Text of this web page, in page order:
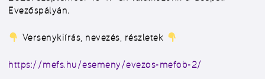
Evezőspályán.
Versenykiírás, nevezés, részletek
https://mefs.hu/esemeny/evezos-mefob-2/